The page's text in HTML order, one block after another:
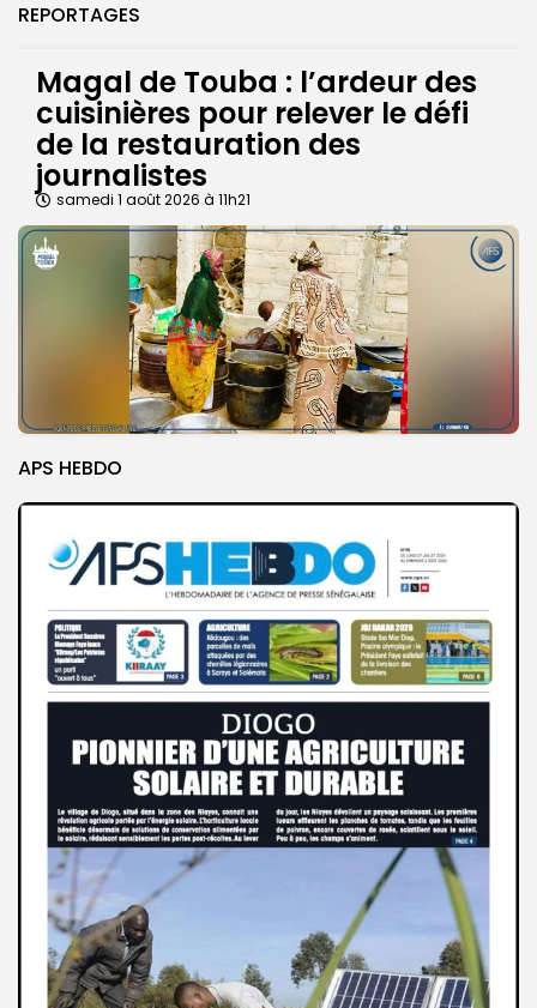
REPORTAGES
Magal de Touba : l’ardeur des
cuisinières pour relever le défi
de la restauration des
journalistes
samedi 1 août 2026 à 11h21
APS HEBDO